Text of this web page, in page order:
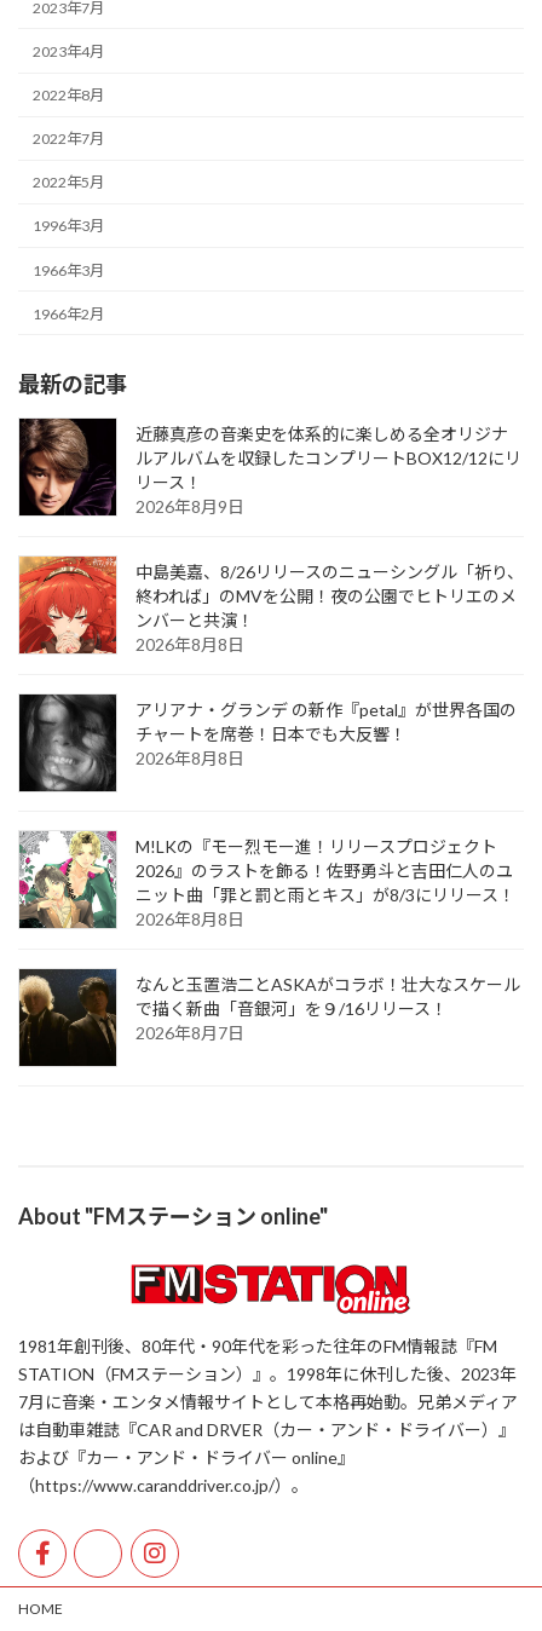
2023年7月
2023年4月
2022年8月
2022年7月
2022年5月
1996年3月
1966年3月
1966年2月
最新の記事
近藤真彦の音楽史を体系的に楽しめる全オリジナ
ルアルバムを収録したコンプリートBOX12/12にリ
リース！
2026年8月9日
中島美嘉、8/26リリースのニューシングル「祈り、
終われば」のMVを公開！夜の公園でヒトリエのメ
ンバーと共演！
2026年8月8日
アリアナ・グランデ の新作『petal』が世界各国の
チャートを席巻！日本でも大反響！
2026年8月8日
M!LKの『モー烈モー進！リリースプロジェクト
2026』のラストを飾る！佐野勇斗と吉田仁人のユ
ニット曲「罪と罰と雨とキス」が8/3にリリース！
2026年8月8日
なんと玉置浩二とASKAがコラボ！壮大なスケール
で描く新曲「音銀河」を９/16リリース！
2026年8月7日
About "FMステーション online"
1981年創刊後、80年代・90年代を彩った往年のFM情報誌『FM
STATION（FMステーション）』。1998年に休刊した後、2023年
7月に音楽・エンタメ情報サイトとして本格再始動。兄弟メディア
は自動車雑誌『CAR and DRVER（カー・アンド・ドライバー）』
および『カー・アンド・ドライバー online』
（https://www.caranddriver.co.jp/）。
HOME